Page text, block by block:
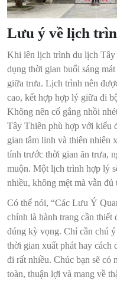
Lưu ý về lịch
Khi lên lịch trình du lịch Tây
dụng thời gian buổi sáng
giữa trưa. Lịch trình nên
cao, kết hợp hợp lý giữa đi
Không nên cố gắng nhồi
Tây Thiên phù hợp với kiểu
gian tâm linh và thiên nhiên
tính trước thời gian ăn trưa,
muộn. Một lịch trình hợp lý
nhiều, không mệt mà vẫn đủ
Có thể nói, “Các Lưu Ý
chính là hành trang cần thiết
đúng kỳ vọng. Chỉ cần chú
thời gian xuất phát hay cách
đi rất nhiều. Chúc bạn sẽ có
toàn, thuận lợi và mang về